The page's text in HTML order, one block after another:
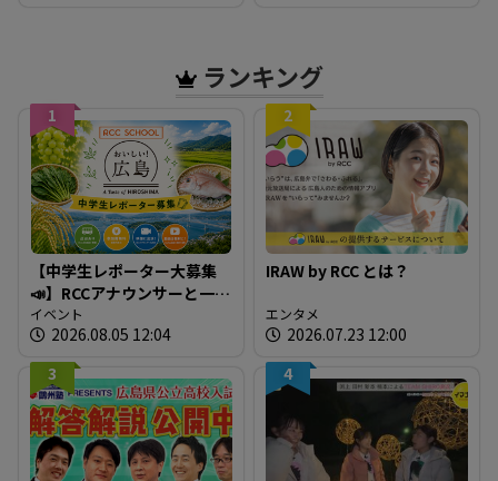
ランキング
1
【中学生レポーター大募集
📣】RCCアナウンサーと一緒
に「広島の食」の現場を取
材しよう！
イベント
2026.08.05 12:04
2
IRAW by RCC とは？
エンタメ
2026.07.23 12:00
3
4